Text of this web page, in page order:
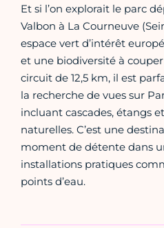
Et si l’on explorait le parc
Valbon à La Courneuve
espace vert d’intérêt
et une biodiversité à
circuit de 12,5 km, il est
la recherche de vues sur
incluant cascades, étangs
naturelles. C’est une
moment de détente dans
installations pratiques
points d’eau.